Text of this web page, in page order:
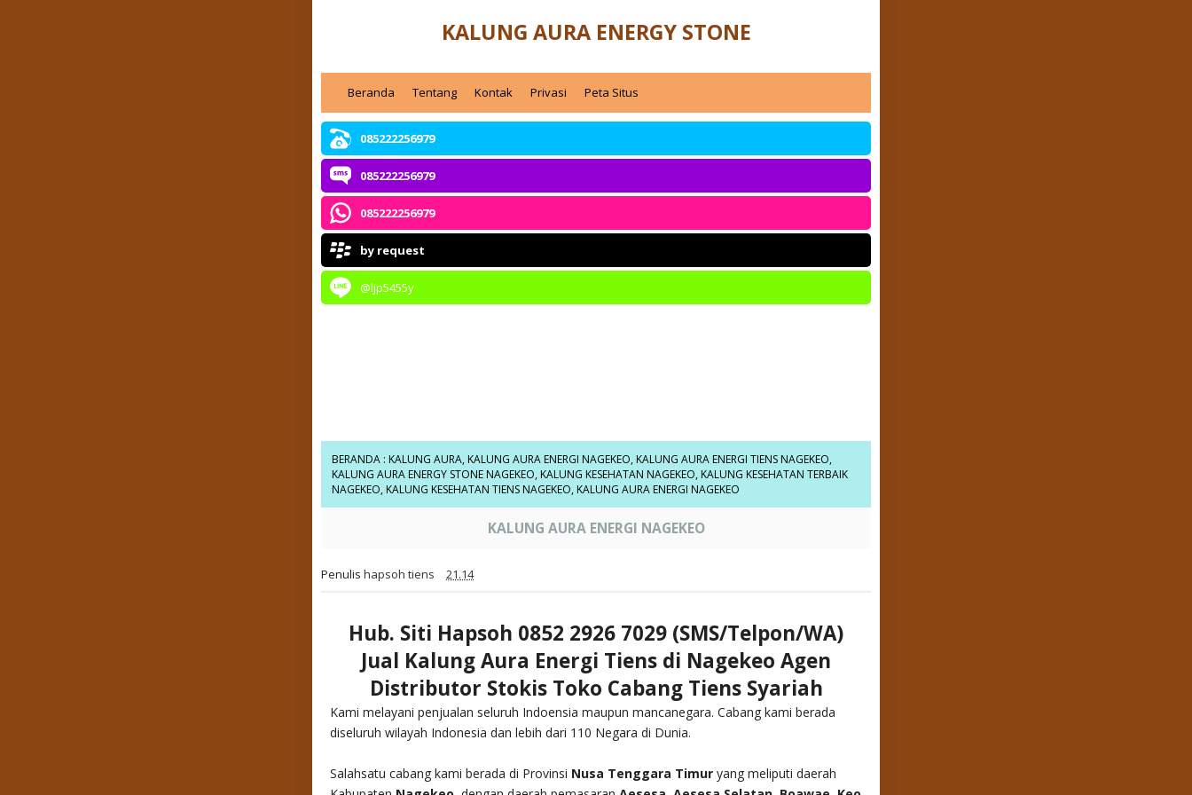
KALUNG AURA ENERGY STONE
Beranda Tentang Kontak Privasi Peta Situs
085222256979
085222256979
085222256979
by request
@ljp5455y
BERANDA : KALUNG AURA, KALUNG AURA ENERGI NAGEKEO, KALUNG AURA ENERGI TIENS NAGEKEO,
KALUNG AURA ENERGY STONE NAGEKEO, KALUNG KESEHATAN NAGEKEO, KALUNG KESEHATAN TERBAIK
NAGEKEO, KALUNG KESEHATAN TIENS NAGEKEO, KALUNG AURA ENERGI NAGEKEO
KALUNG AURA ENERGI NAGEKEO
Penulis hapsoh tiens 21.14
Hub. Siti Hapsoh 0852 2926 7029 (SMS/Telpon/WA)
Jual Kalung Aura Energi Tiens di Nagekeo Agen
Distributor Stokis Toko Cabang Tiens Syariah
Kami melayani penjualan seluruh Indoensia maupun mancanegara. Cabang kami berada
diseluruh wilayah Indonesia dan lebih dari 110 Negara di Dunia.
Salahsatu cabang kami berada di Provinsi Nusa Tenggara Timur yang meliputi daerah